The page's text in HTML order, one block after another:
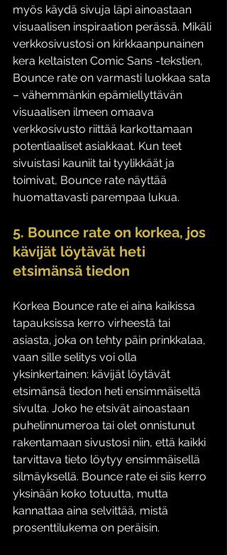
myös käydä sivuja läpi ainoastaan
visuaalisen inspiraation perässä. Mikäli
verkkosivustosi on kirkkaanpunainen
kera keltaisten Comic Sans -tekstien,
Bounce rate on varmasti luokkaa sata
– vähemmänkin epämiellyttävän
visuaalisen ilmeen omaava
verkkosivusto riittää karkottamaan
potentiaaliset asiakkaat. Kun teet
sivuistasi kauniit tai tyylikkäät ja
toimivat, Bounce rate näyttää
huomattavasti parempaa lukua.
5. Bounce rate on korkea, jos
kävijät löytävät heti
etsimänsä tiedon
Korkea Bounce rate ei aina kaikissa
tapauksissa kerro virheestä tai
asiasta, joka on tehty päin prinkkalaa,
vaan sille selitys voi olla
yksinkertainen: kävijät löytävät
etsimänsä tiedon heti ensimmäiseltä
sivulta. Joko he etsivät ainoastaan
puhelinnumeroa tai olet onnistunut
rakentamaan sivustosi niin, että kaikki
tarvittava tieto löytyy ensimmäisellä
silmäyksellä. Bounce rate ei siis kerro
yksinään koko totuutta, mutta
kannattaa aina selvittää, mistä
prosenttilukema on peräisin.